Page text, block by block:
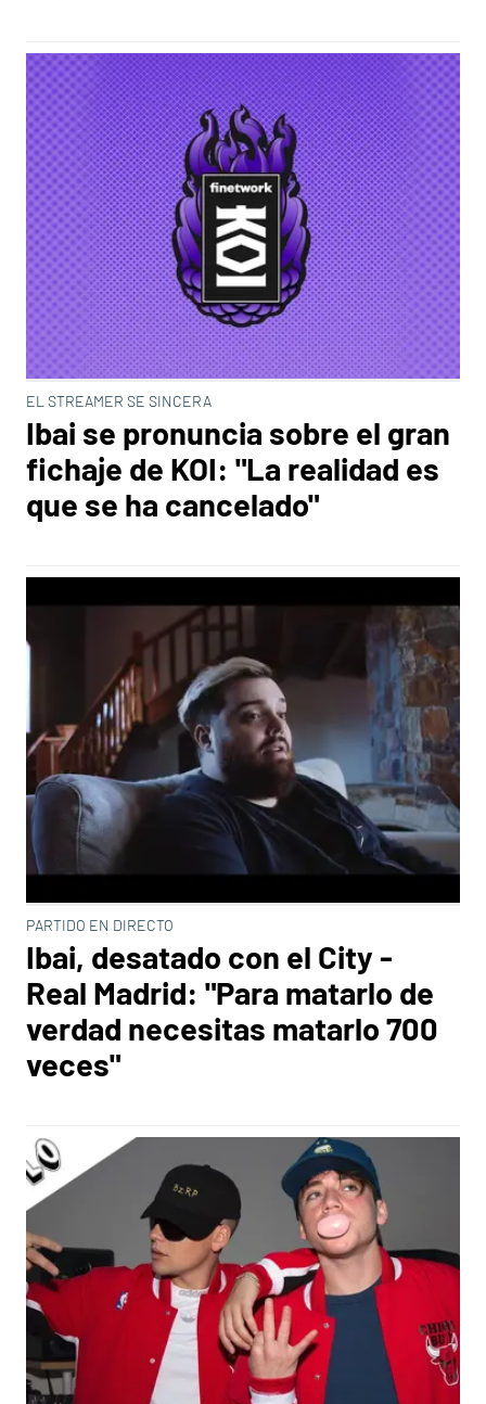
EL STREAMER SE SINCERA
Ibai se pronuncia sobre el gran
fichaje de KOI: "La realidad es
que se ha cancelado"
PARTIDO EN DIRECTO
Ibai, desatado con el City -
Real Madrid: "Para matarlo de
verdad necesitas matarlo 700
veces"